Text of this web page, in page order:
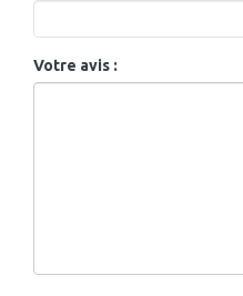
Votre avis :